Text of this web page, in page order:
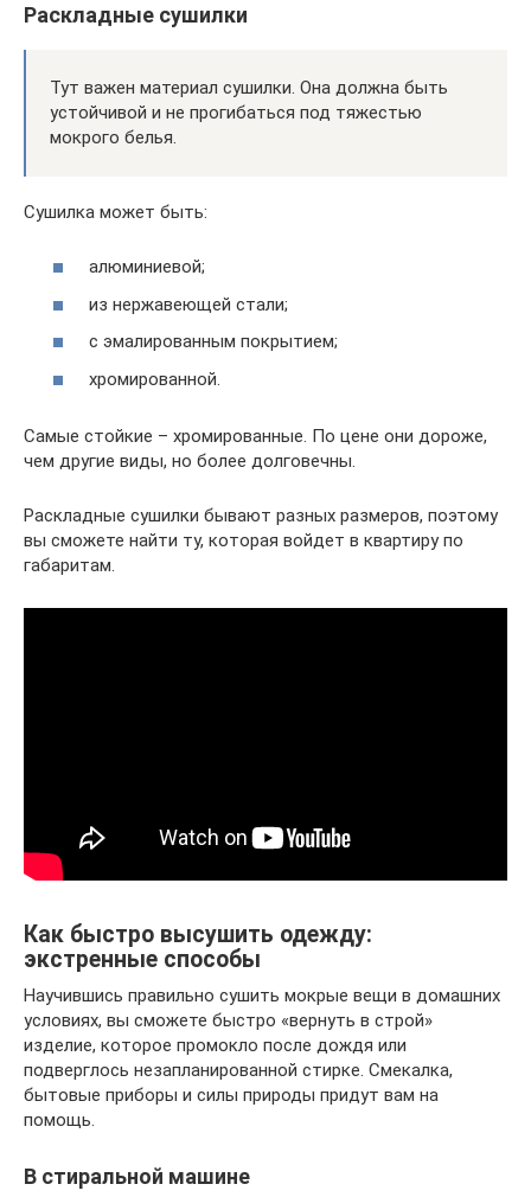
Раскладные сушилки
Тут важен материал сушилки. Она должна быть
устойчивой и не прогибаться под тяжестью
мокрого белья.
Сушилка может быть:
алюминиевой;
из нержавеющей стали;
с эмалированным покрытием;
хромированной.
Самые стойкие – хромированные. По цене они дороже,
чем другие виды, но более долговечны.
Раскладные сушилки бывают разных размеров, поэтому
вы сможете найти ту, которая войдет в квартиру по
габаритам.
Как быстро высушить одежду:
экстренные способы
Научившись правильно сушить мокрые вещи в домашних
условиях, вы сможете быстро «вернуть в строй»
изделие, которое промокло после дождя или
подверглось незапланированной стирке. Смекалка,
бытовые приборы и силы природы придут вам на
помощь.
В стиральной машине